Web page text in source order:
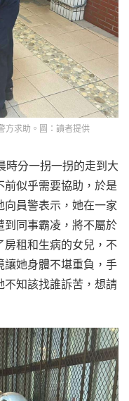
方求助。圖：讀者提供
時分一拐一拐的走到大
似乎需要協助，於是
員警表示，她在一家
到同事霸凌，將不屬於
租和生病的女兒，不
讓她身體不堪重負，手
不知該找誰訴苦，想請